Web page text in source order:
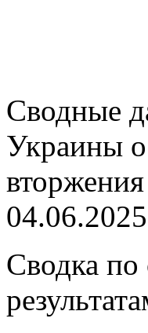
Сводные
Украины о
04.06.2025
Сводка